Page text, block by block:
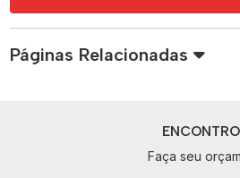
Páginas Relacionadas
Faça seu